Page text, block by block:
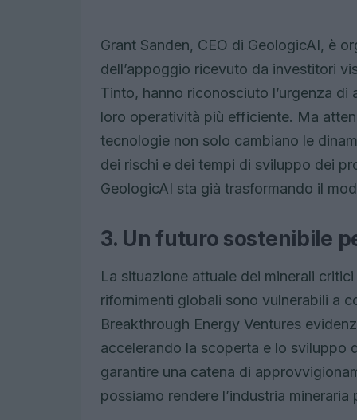
Grant Sanden, CEO di GeologicAI, è
dell’appoggio ricevuto da investitori
Tinto, hanno riconosciuto l’urgenza
loro operatività più efficiente. Ma
tecnologie non solo cambiano le
dei rischi e dei tempi di sviluppo dei
GeologicAI sta già trasformando il
3. Un futuro sostenibile
La situazione attuale dei minerali
rifornimenti globali sono vulnerabili a
Breakthrough Energy Ventures
accelerando la scoperta e lo sviluppo
garantire una catena di
possiamo rendere l’industria mineraria